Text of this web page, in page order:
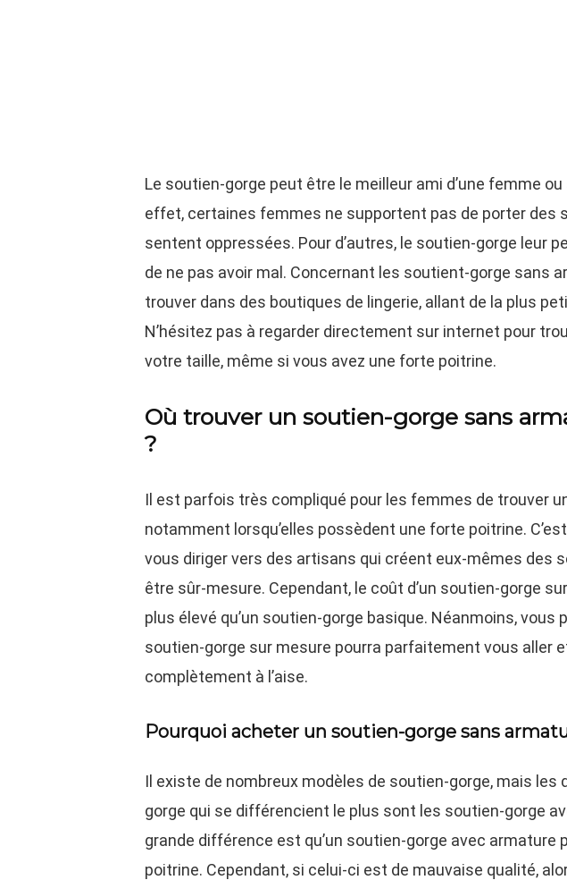
Le soutien-gorge peut être le meilleur ami d’une femme
effet, certaines femmes ne supportent pas de porter des
sentent oppressées. Pour d’autres, le soutien-gorge leur
de ne pas avoir mal. Concernant les soutient-gorge sans
trouver dans des boutiques de lingerie, allant de la plus
N’hésitez pas à regarder directement sur internet pour
votre taille, même si vous avez une forte poitrine.
Où trouver un soutien-gorge sans
?
Il est parfois très compliqué pour les femmes de trouver
notamment lorsqu’elles possèdent une forte poitrine.
vous diriger vers des artisans qui créent eux-mêmes des
être sûr-mesure. Cependant, le coût d’un soutien-gorge
plus élevé qu’un soutien-gorge basique. Néanmoins, vous
soutien-gorge sur mesure pourra parfaitement vous aller
complètement à l’aise.
Pourquoi acheter un soutien-gorge sans
Il existe de nombreux modèles de soutien-gorge, mais les
gorge qui se différencient le plus sont les soutien-gorge
grande différence est qu’un soutien-gorge avec armature
poitrine. Cependant, si celui-ci est de mauvaise qualité,